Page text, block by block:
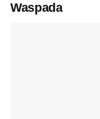
Waspada